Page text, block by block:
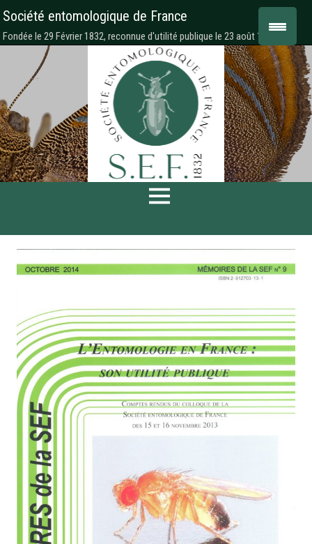
Société entomologique de France
Fondée le 29 Février 1832, reconnue d'utilité publique le 23 août 1878